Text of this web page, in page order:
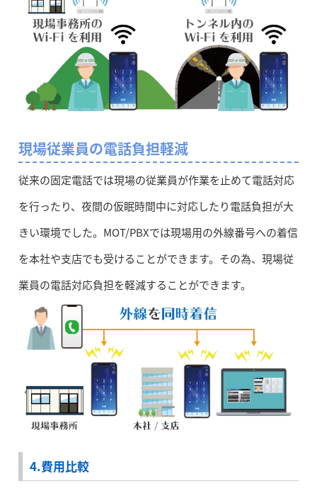
現場従業員の電話負担軽減
従来の固定電話では現場の従業員が作業を止めて電話対応
を行ったり、夜間の仮眠時間中に対応したり電話負担が大
きい環境でした。MOT/PBXでは現場用の外線番号への着信
を本社や支店でも受けることができます。その為、現場従
業員の電話対応負担を軽減することができます。
4.費用比較